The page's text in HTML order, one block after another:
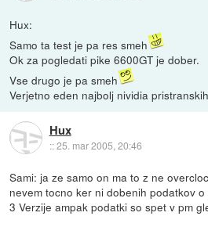
Hux:
Samo ta test je pa res smeh
Ok za pogledati pike 6600GT je dober.
Vse drugo je pa smeh
Verjetno eden najbolj nividia
Hux
::25. mar 2005, 20:46
Sami: ja ze samo on ma to z ne
nevem tocno ker ni dobenih podatkov
3 Verzije ampak podatki so spet v pm